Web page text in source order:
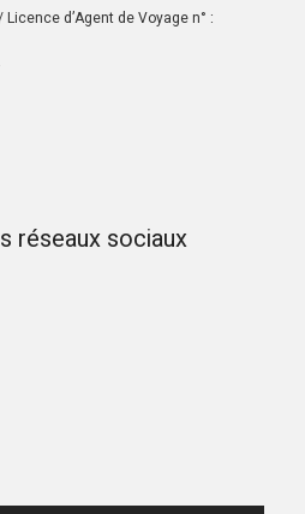
Licence d’Agent de Voyage n° :
réseaux sociaux